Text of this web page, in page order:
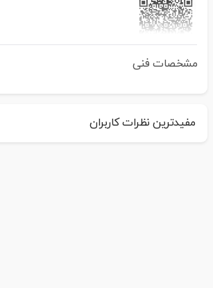
اگر برای خرید تمایل به عضویت در سایت ندارید،
مشخصات فنی
مفیدترین نظرات کاربران